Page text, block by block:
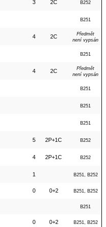
3 2C B252
B251
4 2C
Předmět
není vypsán
B251
4 2C
Předmět
není vypsán
B251
B251
B251
5 2P+1C B252
4 2P+1C B252
1 B251, B252
0 0+2 B251, B252
B251
0 0+2 B251, B252